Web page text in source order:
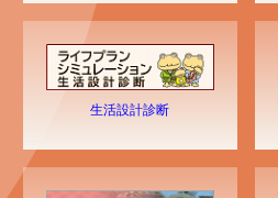
生活設計診断